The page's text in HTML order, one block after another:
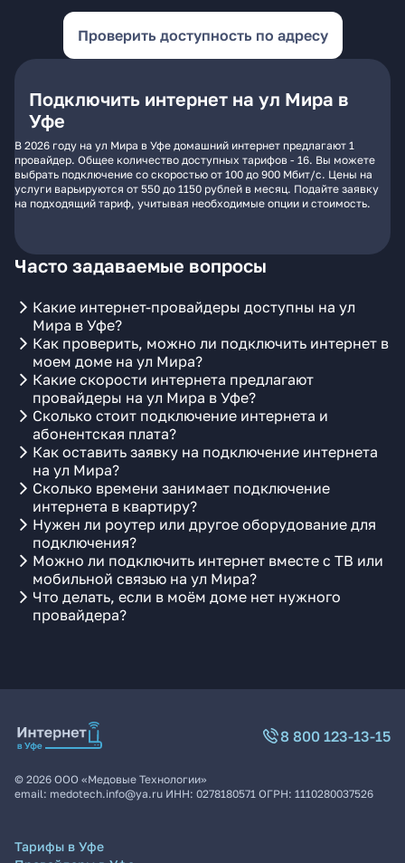
Проверить доступность по адресу
Подключить интернет на ул Мира в
Уфе
В 2026 году на ул Мира в Уфе домашний интернет предлагают 1
провайдер. Общее количество доступных тарифов - 16. Вы можете
выбрать подключение со скоростью от 100 до 900 Мбит/с. Цены на
услуги варьируются от 550 до 1150 рублей в месяц. Подайте заявку
на подходящий тариф, учитывая необходимые опции и стоимость.
Часто задаваемые вопросы
Какие интернет-провайдеры доступны на ул
Мира в Уфе?
Как проверить, можно ли подключить интернет в
моем доме на ул Мира?
Какие скорости интернета предлагают
провайдеры на ул Мира в Уфе?
Сколько стоит подключение интернета и
абонентская плата?
Как оставить заявку на подключение интернета
на ул Мира?
Сколько времени занимает подключение
интернета в квартиру?
Нужен ли роутер или другое оборудование для
подключения?
Можно ли подключить интернет вместе с ТВ или
мобильной связью на ул Мира?
Что делать, если в моём доме нет нужного
провайдера?
8 800 123-13-15
© 2026 ООО «Медовые Технологии»
email: medotech.info@ya.ru ИНН: 0278180571 ОГРН: 1110280037526
Тарифы в Уфе